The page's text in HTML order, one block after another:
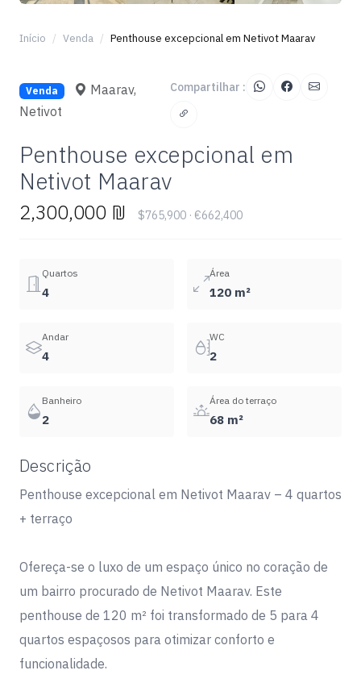
Início Venda Penthouse excepcional em Netivot Maarav
Venda
Maarav,
Netivot
Compartilhar :
Penthouse excepcional em
Netivot Maarav
2,300,000 ₪ $765,900 · €662,400
Quartos
4
Área
120 m²
Andar
4
WC
2
Banheiro
2
Área do terraço
68 m²
Descrição
Penthouse excepcional em Netivot Maarav – 4 quartos
+ terraço
Ofereça-se o luxo de um espaço único no coração de
um bairro procurado de Netivot Maarav. Este
penthouse de 120 m² foi transformado de 5 para 4
quartos espaçosos para otimizar conforto e
funcionalidade.